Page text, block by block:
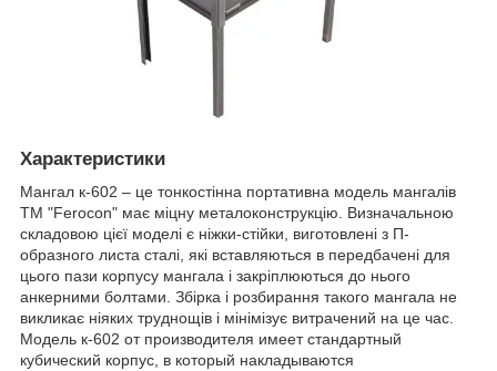
Характеристики
Мангал к-602 – це тонкостінна портативна модель мангалів
ТМ "Ferocon" має міцну металоконструкцію. Визначальною
складовою цієї моделі є ніжки-стійки, виготовлені з П-
образного листа сталі, які вставляються в передбачені для
цього пази корпусу мангала і закріплюються до нього
анкерними болтами. Збірка і розбирання такого мангала не
викликає ніяких труднощів і мінімізує витрачений на це час.
Модель к-602 от производителя имеет стандартный
кубический корпус, в который накладываются